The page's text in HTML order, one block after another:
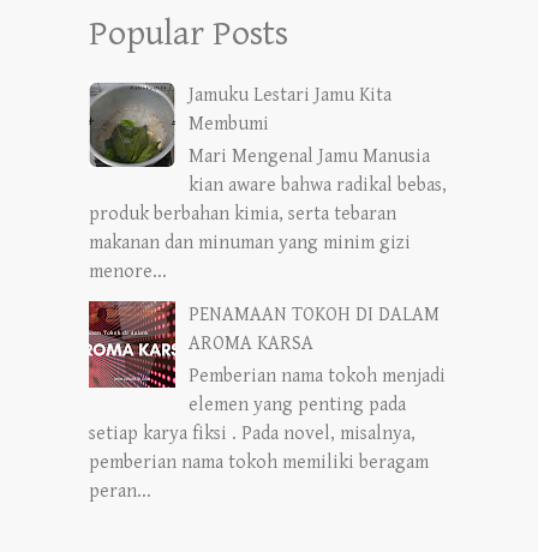
Popular Posts
Jamuku Lestari Jamu Kita
Membumi
Mari Mengenal Jamu Manusia
kian aware bahwa radikal bebas,
produk berbahan kimia, serta tebaran
makanan dan minuman yang minim gizi
menore...
PENAMAAN TOKOH DI DALAM
AROMA KARSA
Pemberian nama tokoh menjadi
elemen yang penting pada
setiap karya fiksi . Pada novel, misalnya,
pemberian nama tokoh memiliki beragam
peran...